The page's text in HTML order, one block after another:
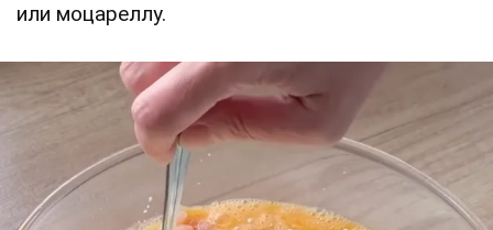
или моцареллу.